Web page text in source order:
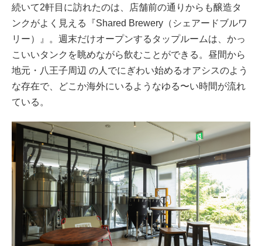
続いて2軒目に訪れたのは、店舗前の通りからも醸造タ
ンクがよく見える『Shared Brewery（シェアードブルワ
リー）』。週末だけオープンするタップルームは、かっ
こいいタンクを眺めながら飲むことができる。昼間から
地元・八王子周辺 の人でにぎわい始めるオアシスのよう
な存在で、どこか海外にいるようなゆる〜い時間が流れ
ている。